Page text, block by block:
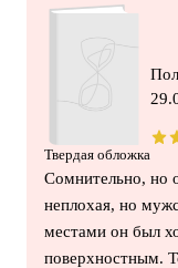
Твердая обложка
Сомнительно, но
неплохая, но
местами он был
поверхностным.